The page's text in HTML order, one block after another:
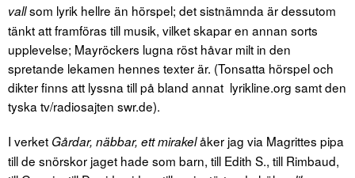
vallsom lyrik hellre än hörspel; det sistnämnda är dessutom
tänkt att framföras till musik, vilket skapar en annan sorts
upplevelse; Mayröckers lugna röst håvar milt in den
spretande lekamen hennes texter är. (Tonsatta hörspel och
dikter finns att lyssna till på bland annat lyrikline.org samt den
tyska tv/radiosajten swr.de).
I verket Gårdar, näbbar, ett mirakelåker jag via Magrittes pipa
till de snörskor jaget hade som barn, till Edith S., till Rimbaud,